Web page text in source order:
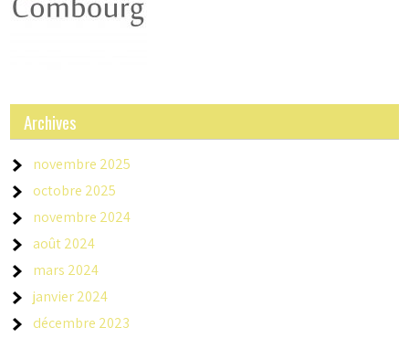
Archives
novembre 2025
octobre 2025
novembre 2024
août 2024
mars 2024
janvier 2024
décembre 2023